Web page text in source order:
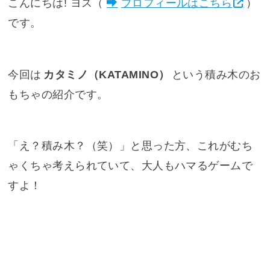
こんにちは! ヨス（ プロフィールはこちら
）
です。
今回は カタミノ（KATAMINO）
という積み木のお
もちゃの紹介です。
「え？積み木？（笑）」と思った方、これがむち
ゃくちゃ考えられていて、大人もハマるゲームで
すよ！